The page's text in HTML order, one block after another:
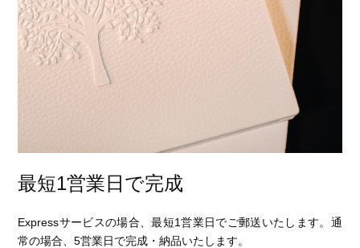
最短1営業日で完成
Expressサービスの場合、最短1営業日でご郵送いたします。通
常の場合、5営業日で完成・納品いたします。